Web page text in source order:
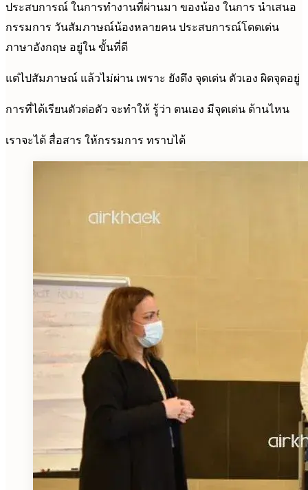
ประสบการณ์ ในการทำงานที่ผ่านมา ของน้อง ในการ นำเสนอ
กรรมการ วันสัมภาษณ์​น้องหลายคน ประสบการณ์โดดเด่น
ภาษาอังกฤษ อยู่ใน ขั้นที่ดี
แต่ไปสัมภาษณ์ แล้วไม่ผ่าน เพราะ ยังดึง จุดเด่น ตัวเอง ผิดจุดอยู่
การที่ได้เรียนตัวต่อตัว จะทำให้ รู้ว่า ตนเอง มีจุดเด่น ด้านไหน
เราจะได้ สื่อสาร ให้กรรมการ ทราบได้